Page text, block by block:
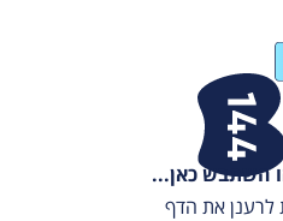
השתבש כאן...
לרענן את הדף